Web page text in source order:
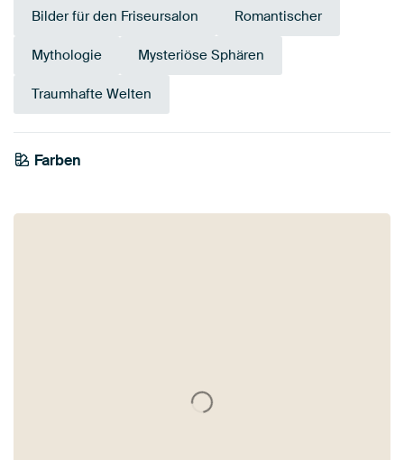
Bilder für den Friseursalon Romantischer
Mythologie Mysteriöse Sphären
Traumhafte Welten
Farben
Taupe
Anthrazit